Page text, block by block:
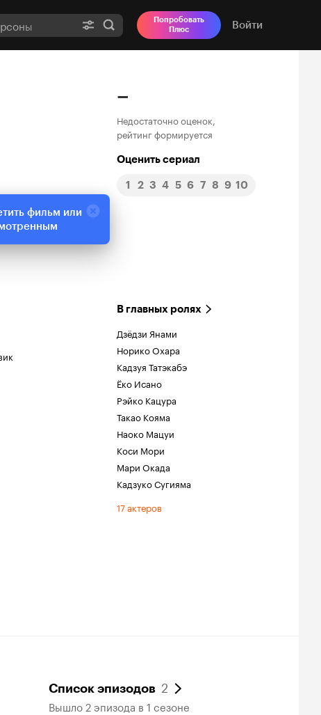
Попробовать
Плюс
Войти
–
Недостаточно оценок,
рейтинг формируется
Оценить сериал
1 2 3 4 5 6 7 8 9 10
В главных ролях
Дзёдзи Янами
Норико Охара
Кадзуя Татэкабэ
Ёко Исано
Рэйко Кацура
Такао Кояма
Наоко Мацуи
Коси Мори
Мари Окада
Кадзуко Сугияма
17 актеров
Список эпизодов 2
Вышло 2 эпизода в 1 сезоне
фильм или